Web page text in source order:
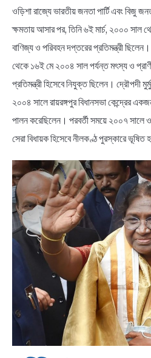
ওড়িশা রাজ্যে ভারতীয় জনতা পার্টি এবং বিজু
ক্ষমতায় আসার পর, তিনি ৬ই মার্চ, ২০০০
বাণিজ্য ও পরিবহন দপ্তরের প্রতিমন্ত্রী
থেকে ১৬ই মে ২০০৪ সাল পর্যন্ত মৎস্য ও
প্রতিমন্ত্রী হিসেবে নিযুক্ত ছিলেন। দ্রৌপদী
২০০৪ সালে রায়রঙ্গপুর বিধানসভা কেন্দ্রের
পালন করেছিলেন। পরবর্তী সময়ে ২০০৭ সালে
সেরা বিধায়ক হিসেবে নীলকণ্ঠ পুরস্কারে ভূষিত